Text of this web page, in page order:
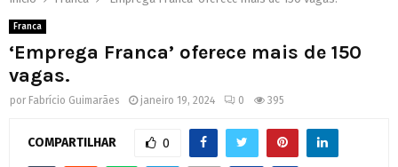
Franca
‘Emprega Franca’ oferece mais de 150
vagas.
por Fabrício Guimarães janeiro 19, 2024 0 395
COMPARTILHAR 0